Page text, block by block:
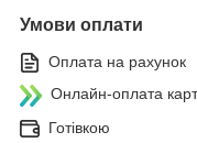
Умови оплати
Оплата на рахунок
Онлайн-оплата
Готівкою